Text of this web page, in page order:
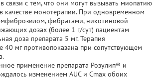
связи с тем, что они могут вызывать миопатию
качестве монотерапии. При одновременном
фибратами, никотиновой
дозах (более 1 г/сут) пациентам
доза препарата 5 мг. Терапия
40 мг противопоказана при сопутствующем
применение препарата Розулип® и
изменением AUC и Сmах обоих